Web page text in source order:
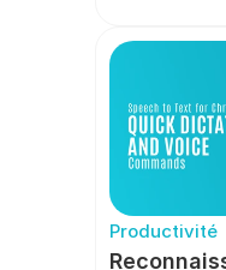
Productivité